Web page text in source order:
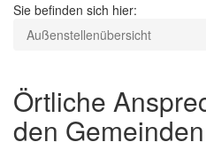
Sie befinden sich hier:
Außenstellenübersicht
Örtliche
den Gemeinden